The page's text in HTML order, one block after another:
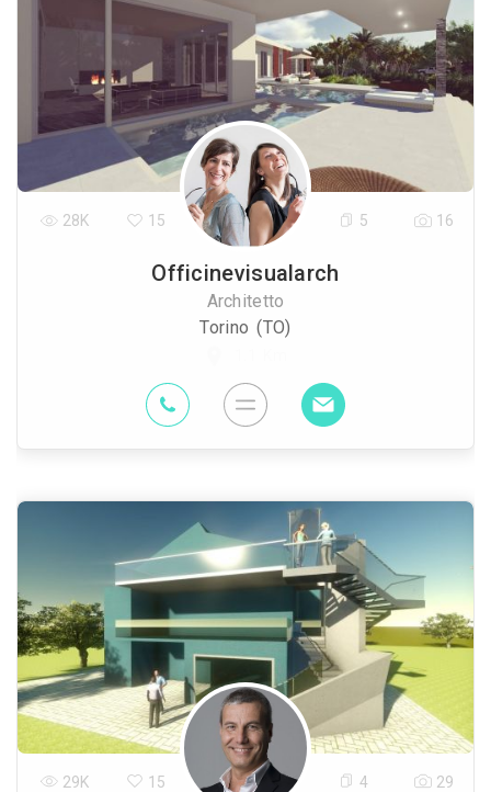
Officinevisualarch
Architetto
Torino (TO)
28K 15 5 16
29K 15 4 29